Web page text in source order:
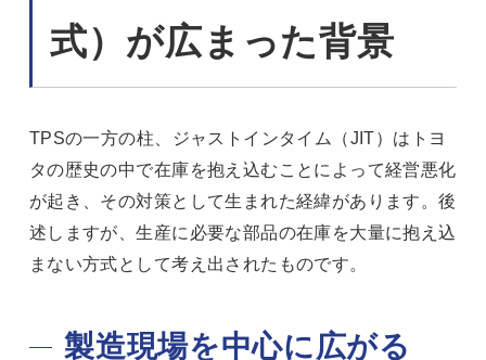
式）が広まった背景
TPSの一方の柱、ジャストインタイム（JIT）はトヨ
タの歴史の中で在庫を抱え込むことによって経営悪化
が起き、その対策として生まれた経緯があります。後
述しますが、生産に必要な部品の在庫を大量に抱え込
まない方式として考え出されたものです。
製造現場を中心に広がる